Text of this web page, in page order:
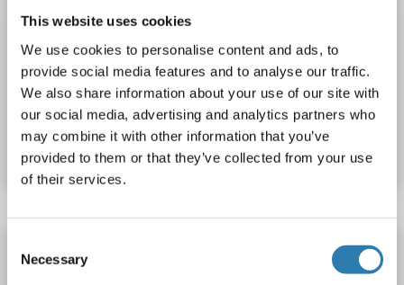
This website uses cookies
We use cookies to personalise content and ads, to
provide social media features and to analyse our traffic.
We also share information about your use of our site with
our social media, advertising and analytics partners who
may combine it with other information that you’ve
provided to them or that they’ve collected from your use
of their services.
Selection
Necessary
Wirt: Kaninchen
Polyclonal AbBy Fluor® 647
Produktnummer ABIN914905
Datenblatt Details
Septin 14 Antikörper (AA 351-432) (Cy5.5)
WB, IF (cc), IF (p)